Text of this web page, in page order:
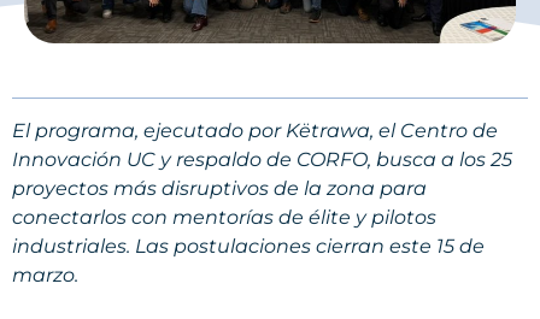
El programa, ejecutado por Këtrawa, el Centro de
Innovación UC y respaldo de CORFO, busca a los 25
proyectos más disruptivos de la zona para
conectarlos con mentorías de élite y pilotos
industriales. Las postulaciones cierran este 15 de
marzo.